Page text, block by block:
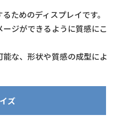
ためのディスプレイです。
ジができるように質感にこ
な、形状や質感の成型によ
ズ